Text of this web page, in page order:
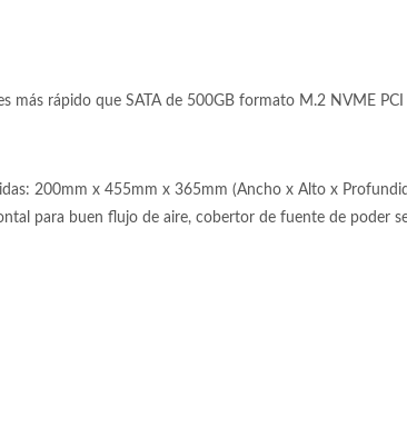
más rápido que SATA de 500GB formato M.2 NVME PCI
200mm x 455mm x 365mm (Ancho x Alto x
para buen flujo de aire, cobertor de fuente de poder